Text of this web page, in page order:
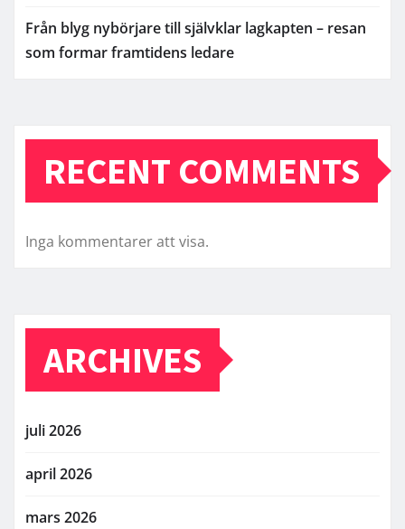
Från blyg nybörjare till självklar lagkapten – resan
som formar framtidens ledare
RECENT COMMENTS
Inga kommentarer att visa.
ARCHIVES
juli 2026
april 2026
mars 2026